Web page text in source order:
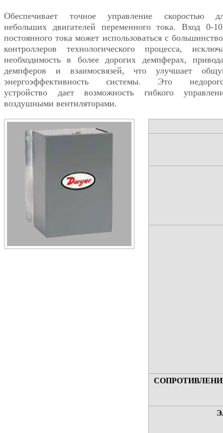
Обеспечивает точное управление скоростью
небольших двигателей переменного тока. Вход 0-
постоянного тока может использоваться с
контроллеров технологического процесса,
необходимость в более дорогих демпферах,
демпферов и взаимосвязей, что улучшает
энергоэффективность системы. Это
устройство дает возможность гибкого
воздушными вентиляторами.